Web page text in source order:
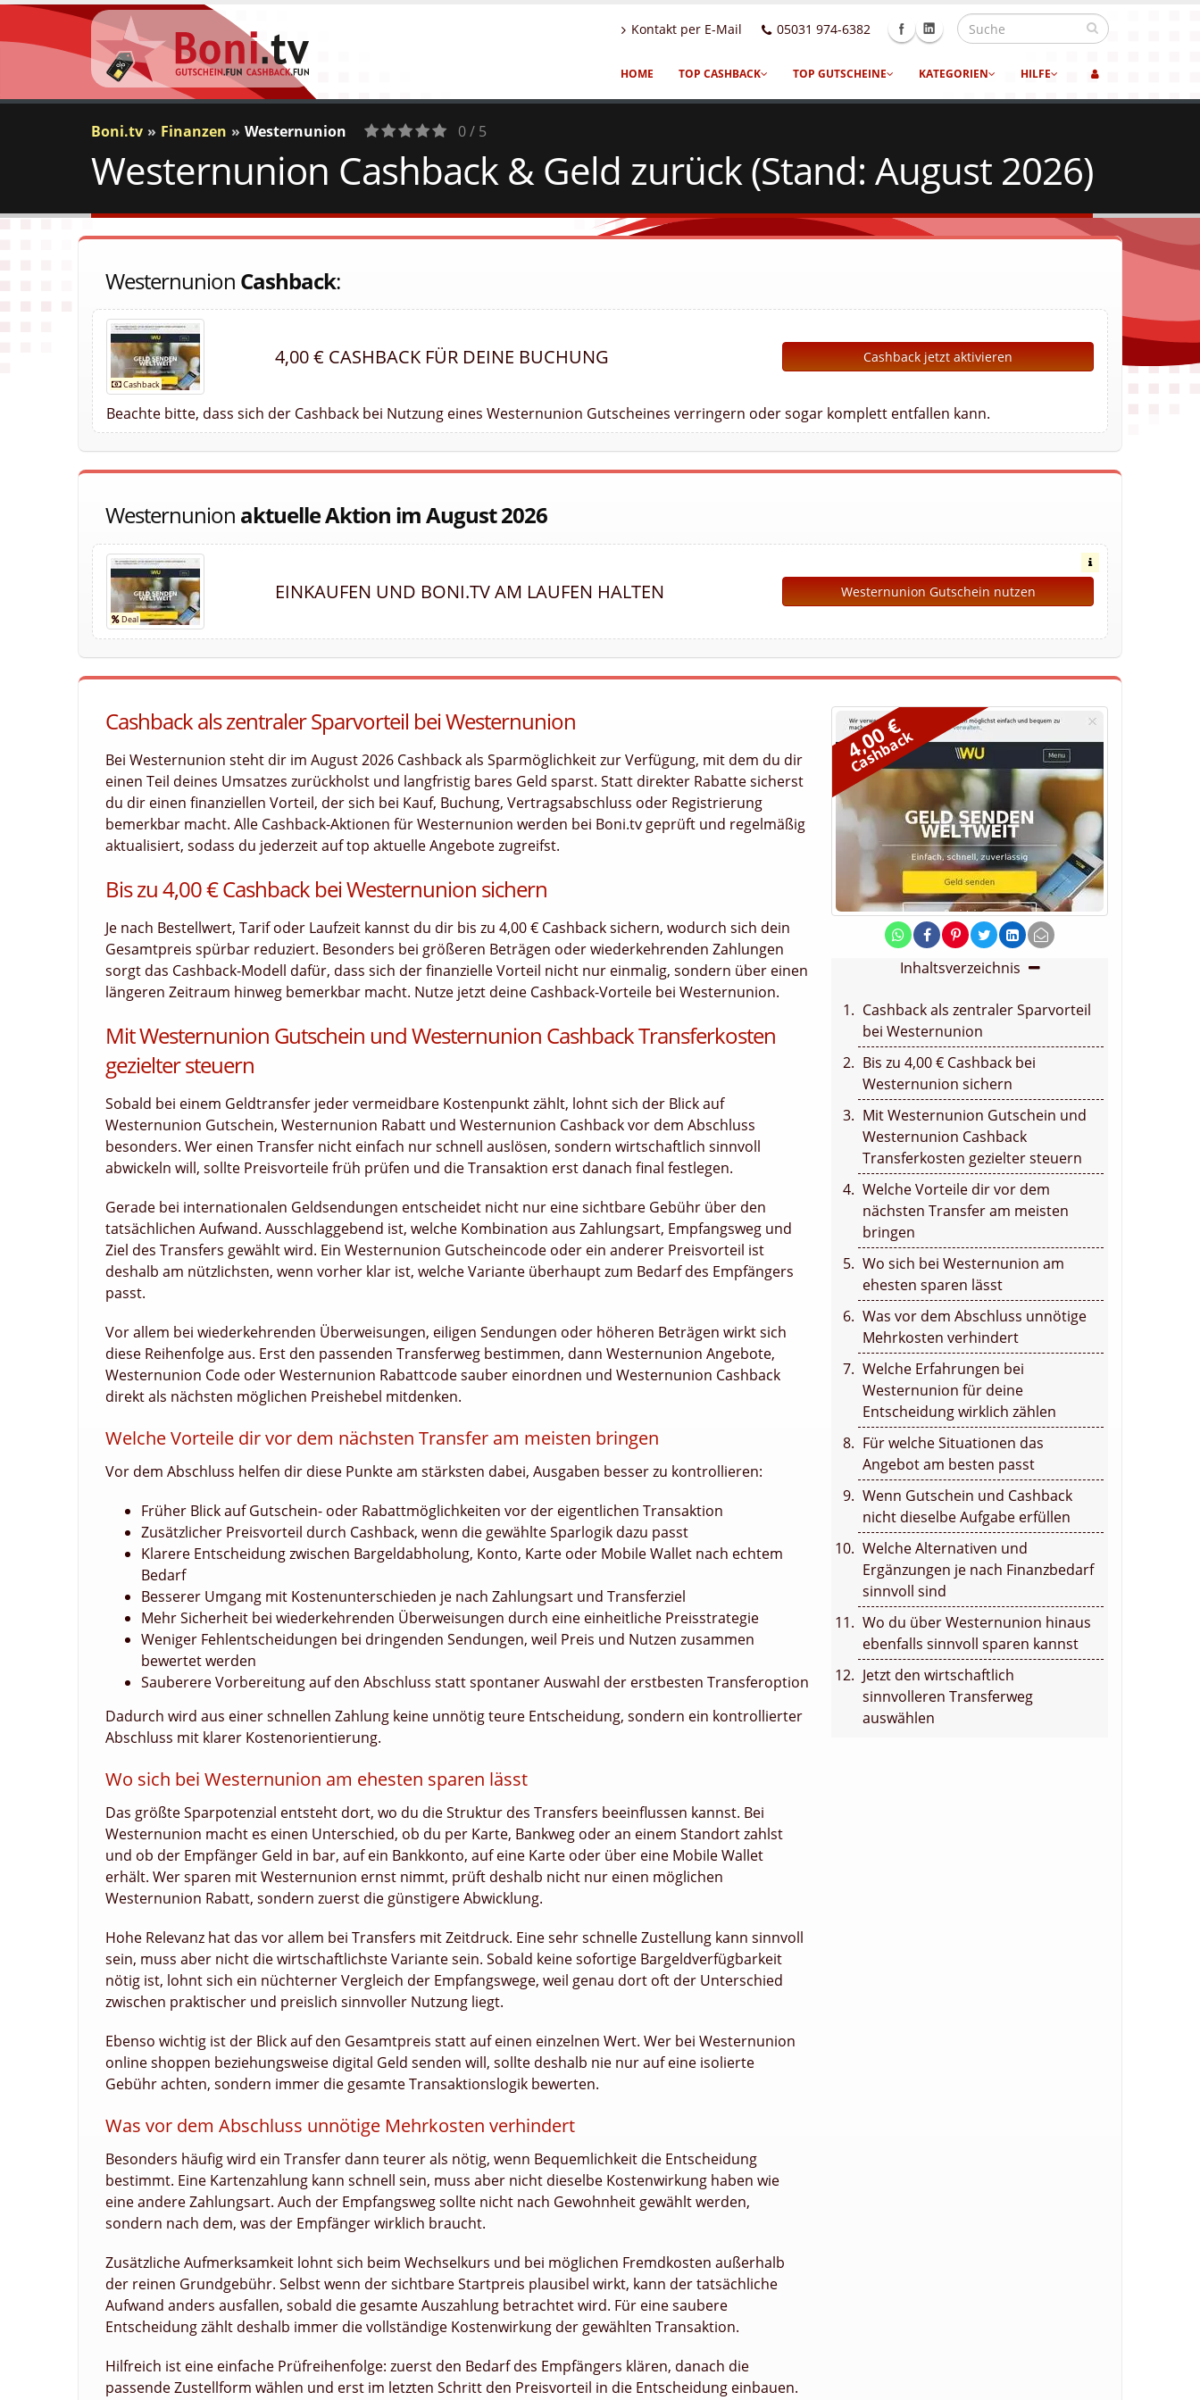
Kontakt per E-Mail 05031 974-6382
HOME TOP CASHBACK TOP GUTSCHEINE KATEGORIEN HILFE
Boni.tv Finanzen Westernunion
Votes
0 / 5
Westernunion Cashback & Geld zurück (Stand: August 2026)
Westernunion Cashback:
4,00 € CASHBACK FÜR DEINE BUCHUNG Cashback jetzt aktivieren
Beachte bitte, dass sich der Cashback bei Nutzung eines Westernunion Gutscheines verringern oder sogar komplett entfallen kann.
Westernunion aktuelle Aktion im August 2026
EINKAUFEN UND BONI.TV AM LAUFEN HALTEN Westernunion Gutschein nutzen
4,00 €
Cashback
Inhaltsverzeichnis
Cashback als zentraler Sparvorteil
bei Westernunion
Bis zu 4,00 € Cashback bei
Westernunion sichern
Mit Westernunion Gutschein und
Westernunion Cashback
Transferkosten gezielter steuern
Welche Vorteile dir vor dem
nächsten Transfer am meisten
bringen
Wo sich bei Westernunion am
ehesten sparen lässt
Was vor dem Abschluss unnötige
Mehrkosten verhindert
Welche Erfahrungen bei
Westernunion für deine
Entscheidung wirklich zählen
Für welche Situationen das
Angebot am besten passt
Wenn Gutschein und Cashback
nicht dieselbe Aufgabe erfüllen
Welche Alternativen und
Ergänzungen je nach Finanzbedarf
sinnvoll sind
Wo du über Westernunion hinaus
ebenfalls sinnvoll sparen kannst
Jetzt den wirtschaftlich
sinnvolleren Transferweg
auswählen
Cashback als zentraler Sparvorteil bei Westernunion
Bei Westernunion steht dir im August 2026 Cashback als Sparmöglichkeit zur Verfügung, mit dem du dir
einen Teil deines Umsatzes zurückholst und langfristig bares Geld sparst. Statt direkter Rabatte sicherst
du dir einen finanziellen Vorteil, der sich bei Kauf, Buchung, Vertragsabschluss oder Registrierung
bemerkbar macht. Alle Cashback-Aktionen für Westernunion werden bei Boni.tv geprüft und regelmäßig
aktualisiert, sodass du jederzeit auf top aktuelle Angebote zugreifst.
Bis zu 4,00 € Cashback bei Westernunion sichern
Je nach Bestellwert, Tarif oder Laufzeit kannst du dir bis zu 4,00 € Cashback sichern, wodurch sich dein
Gesamtpreis spürbar reduziert. Besonders bei größeren Beträgen oder wiederkehrenden Zahlungen
sorgt das Cashback-Modell dafür, dass sich der finanzielle Vorteil nicht nur einmalig, sondern über einen
längeren Zeitraum hinweg bemerkbar macht. Nutze jetzt deine Cashback-Vorteile bei Westernunion.
Mit Westernunion Gutschein und Westernunion Cashback Transferkosten
gezielter steuern
Sobald bei einem Geldtransfer jeder vermeidbare Kostenpunkt zählt, lohnt sich der Blick auf
Westernunion Gutschein, Westernunion Rabatt und Westernunion Cashback vor dem Abschluss
besonders. Wer einen Transfer nicht einfach nur schnell auslösen, sondern wirtschaftlich sinnvoll
abwickeln will, sollte Preisvorteile früh prüfen und die Transaktion erst danach final festlegen.
Gerade bei internationalen Geldsendungen entscheidet nicht nur eine sichtbare Gebühr über den
tatsächlichen Aufwand. Ausschlaggebend ist, welche Kombination aus Zahlungsart, Empfangsweg und
Ziel des Transfers gewählt wird. Ein Westernunion Gutscheincode oder ein anderer Preisvorteil ist
deshalb am nützlichsten, wenn vorher klar ist, welche Variante überhaupt zum Bedarf des Empfängers
passt.
Vor allem bei wiederkehrenden Überweisungen, eiligen Sendungen oder höheren Beträgen wirkt sich
diese Reihenfolge aus. Erst den passenden Transferweg bestimmen, dann Westernunion Angebote,
Westernunion Code oder Westernunion Rabattcode sauber einordnen und Westernunion Cashback
direkt als nächsten möglichen Preishebel mitdenken.
Welche Vorteile dir vor dem nächsten Transfer am meisten bringen
Vor dem Abschluss helfen dir diese Punkte am stärksten dabei, Ausgaben besser zu kontrollieren:
Früher Blick auf Gutschein- oder Rabattmöglichkeiten vor der eigentlichen Transaktion
Zusätzlicher Preisvorteil durch Cashback, wenn die gewählte Sparlogik dazu passt
Klarere Entscheidung zwischen Bargeldabholung, Konto, Karte oder Mobile Wallet nach echtem
Bedarf
Besserer Umgang mit Kostenunterschieden je nach Zahlungsart und Transferziel
Mehr Sicherheit bei wiederkehrenden Überweisungen durch eine einheitliche Preisstrategie
Weniger Fehlentscheidungen bei dringenden Sendungen, weil Preis und Nutzen zusammen
bewertet werden
Sauberere Vorbereitung auf den Abschluss statt spontaner Auswahl der erstbesten Transferoption
Dadurch wird aus einer schnellen Zahlung keine unnötig teure Entscheidung, sondern ein kontrollierter
Abschluss mit klarer Kostenorientierung.
Wo sich bei Westernunion am ehesten sparen lässt
Das größte Sparpotenzial entsteht dort, wo du die Struktur des Transfers beeinflussen kannst. Bei
Westernunion macht es einen Unterschied, ob du per Karte, Bankweg oder an einem Standort zahlst
und ob der Empfänger Geld in bar, auf ein Bankkonto, auf eine Karte oder über eine Mobile Wallet
erhält. Wer sparen mit Westernunion ernst nimmt, prüft deshalb nicht nur einen möglichen
Westernunion Rabatt, sondern zuerst die günstigere Abwicklung.
Hohe Relevanz hat das vor allem bei Transfers mit Zeitdruck. Eine sehr schnelle Zustellung kann sinnvoll
sein, muss aber nicht die wirtschaftlichste Variante sein. Sobald keine sofortige Bargeldverfügbarkeit
nötig ist, lohnt sich ein nüchterner Vergleich der Empfangswege, weil genau dort oft der Unterschied
zwischen praktischer und preislich sinnvoller Nutzung liegt.
Ebenso wichtig ist der Blick auf den Gesamtpreis statt auf einen einzelnen Wert. Wer bei Westernunion
online shoppen beziehungsweise digital Geld senden will, sollte deshalb nie nur auf eine isolierte
Gebühr achten, sondern immer die gesamte Transaktionslogik bewerten.
Was vor dem Abschluss unnötige Mehrkosten verhindert
Besonders häufig wird ein Transfer dann teurer als nötig, wenn Bequemlichkeit die Entscheidung
bestimmt. Eine Kartenzahlung kann schnell sein, muss aber nicht dieselbe Kostenwirkung haben wie
eine andere Zahlungsart. Auch der Empfangsweg sollte nicht nach Gewohnheit gewählt werden,
sondern nach dem, was der Empfänger wirklich braucht.
Zusätzliche Aufmerksamkeit lohnt sich beim Wechselkurs und bei möglichen Fremdkosten außerhalb
der reinen Grundgebühr. Selbst wenn der sichtbare Startpreis plausibel wirkt, kann der tatsächliche
Aufwand anders ausfallen, sobald die gesamte Auszahlung betrachtet wird. Für eine saubere
Entscheidung zählt deshalb immer die vollständige Kostenwirkung der gewählten Transaktion.
Hilfreich ist eine einfache Prüfreihenfolge: zuerst den Bedarf des Empfängers klären, danach die
passende Zustellform wählen und erst im letzten Schritt den Preisvorteil in die Entscheidung einbauen.